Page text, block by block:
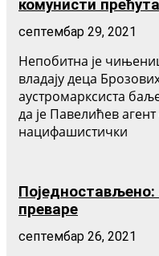
комунисти
септембар 29, 2021
Непобитна је
владају деца
аустромарксиста
да је Павелићев агент
нацифашистички
Поједностављено:
преваре
септембар 26, 2021